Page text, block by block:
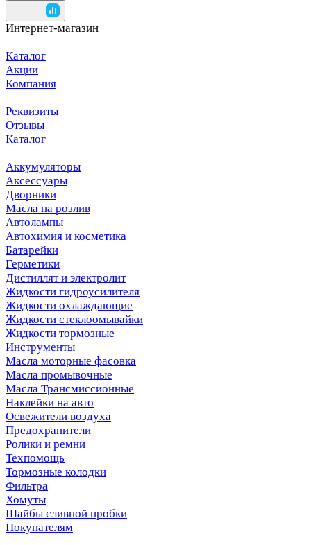
Интернет-магазин
Каталог
Акции
Компания
Реквизиты
Отзывы
Каталог
Аккумуляторы
Аксессуары
Дворники
Масла на розлив
Автолампы
Автохимия и косметика
Батарейки
Герметики
Дистиллят и электролит
Жидкости гидроусилителя
Жидкости охлаждающие
Жидкости стеклоомывайки
Жидкости тормозные
Инструменты
Масла моторные фасовка
Масла промывочные
Масла Трансмиссионные
Наклейки на авто
Освежители воздуха
Предохранители
Ролики и ремни
Техпомощь
Тормозные колодки
Фильтра
Хомуты
Шайбы сливной пробки
Покупателям